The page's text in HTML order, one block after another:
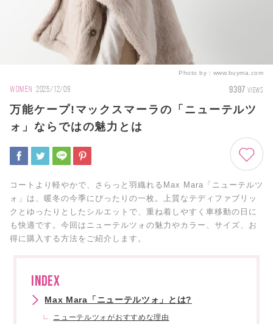
Photo by： www.buyma.com
WOMEN 2025/12/09 9397 VIEWS
万能ケープ!マックスマーラの「ニューテルツ
ォ」ならではの魅力とは
コートより軽やかで、さらっと羽織れるMax Mara「ニューテルツ
ォ」は、暖冬の今季にぴったりの一枚。上質なテディファブリッ
クとゆったりとしたシルエットで、重ね着しやすく車移動の日に
も快適です。今回はニューテルツォの魅力やカラー、サイズ、お
得に購入する方法をご紹介します。
INDEX
Max Mara「ニューテルツォ」とは?
ニューテルツォがおすすめな理由